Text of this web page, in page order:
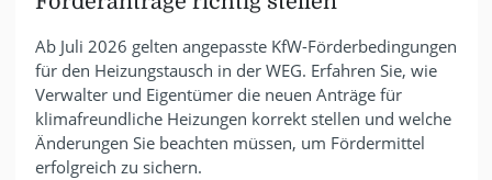
Ab Juli 2026 gelten angepasste KfW-Förderbedingungen
für den Heizungstausch in der WEG. Erfahren Sie, wie
Verwalter und Eigentümer die neuen Anträge für
klimafreundliche Heizungen korrekt stellen und welche
Änderungen Sie beachten müssen, um Fördermittel
erfolgreich zu sichern.